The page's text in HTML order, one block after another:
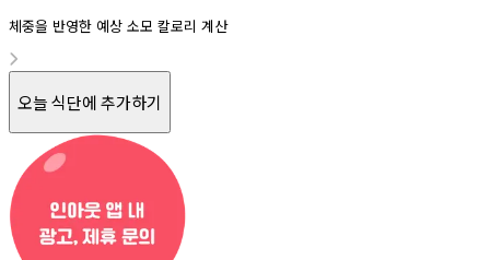
체중을 반영한 예상 소모 칼로리 계산
오늘 식단에 추가하기